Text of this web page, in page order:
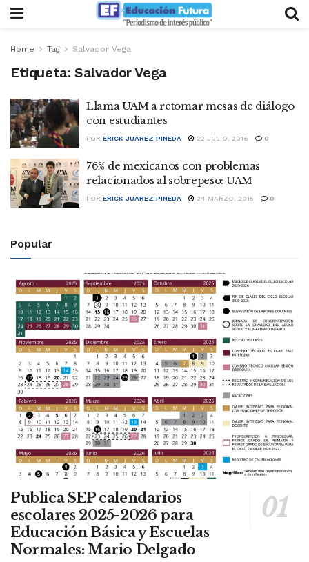
Home Tag Salvador Vega
Etiqueta: Salvador Vega
Llama UAM a retomar mesas de diálogo
con estudiantes
POR ERICK JUÁREZ PINEDA 22 JULIO, 2016 0
76% de mexicanos con problemas
relacionados al sobrepeso: UAM
POR ERICK JUÁREZ PINEDA 24 MARZO, 2015 0
Popular
Publica SEP calendarios
escolares 2025-2026 para
Educación Básica y Escuelas
Normales: Mario Delgado